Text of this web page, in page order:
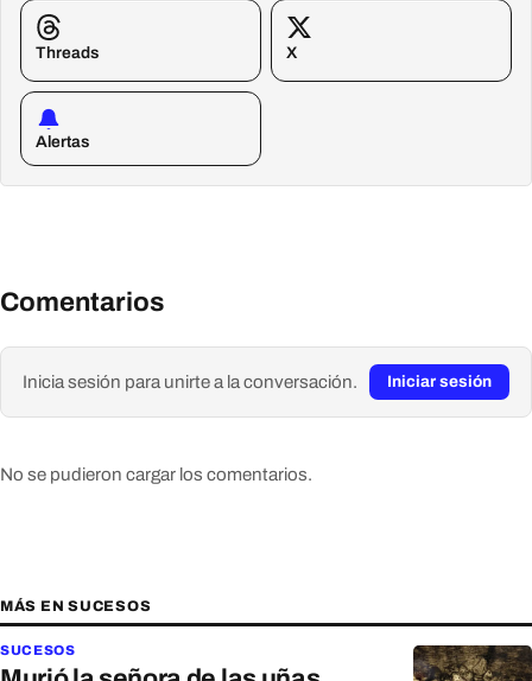
Threads X
Alertas
Comentarios
Inicia sesión para unirte a la conversación. Iniciar sesión
No se pudieron cargar los comentarios.
MÁS EN SUCESOS
SUCESOS